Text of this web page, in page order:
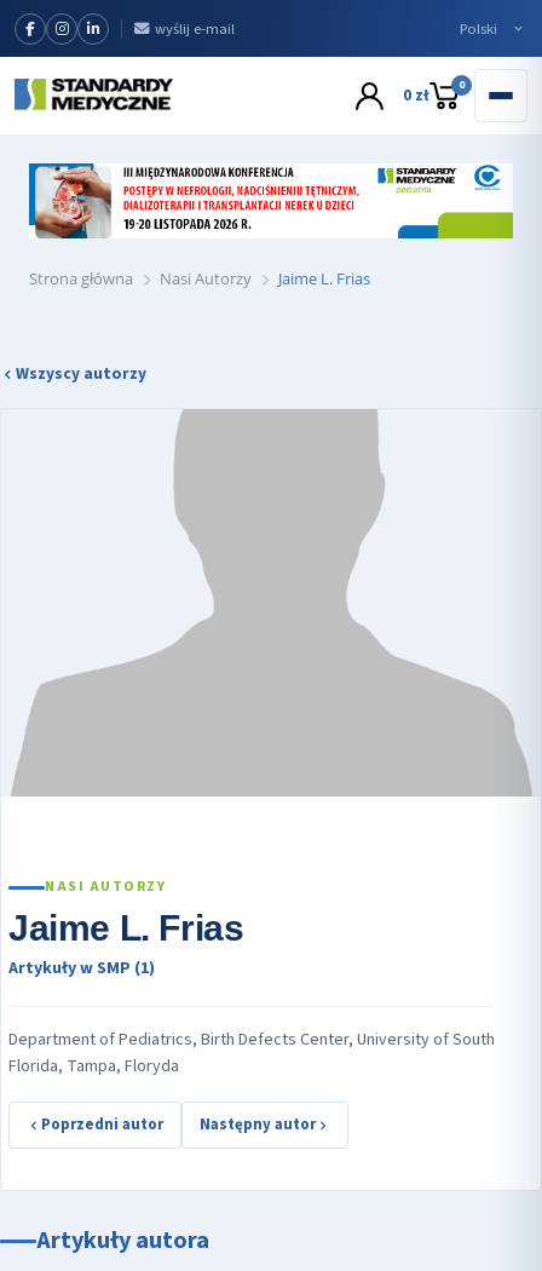
wyślij e-mail
0 zł 0
Strona główna Nasi Autorzy Jaime L. Frias
Wszyscy autorzy
NASI AUTORZY
Jaime L. Frias
Artykuły w SMP (1)
Department of Pediatrics, Birth Defects Center, University of South
Florida, Tampa, Floryda
Poprzedni autor Następny autor
Artykuły autora